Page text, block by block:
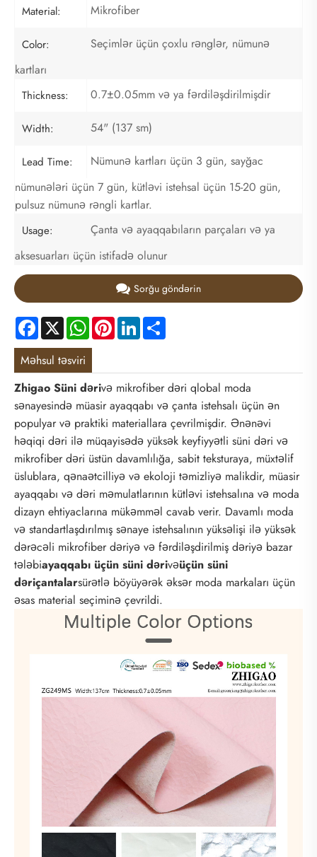
Material: Mikrofiber
Color:
Seçimlər üçün çoxlu rənglər, nümunə
kartları
Thickness: 0.7±0.05mm və ya fərdiləşdirilmişdir
Width: 54" (137 sm)
Lead Time:
Nümunə kartları üçün 3 gün, sayğac
nümunələri üçün 7 gün, kütləvi istehsal üçün 15-20 gün,
pulsuz nümunə rəngli kartlar.
Usage:
Çanta və ayaqqabıların parçaları və ya
aksesuarları üçün istifadə olunur
Sorğu göndərin
Facebook
X WhatsApp
PinterestLinkedIn
Məhsul təsviri
Zhigao Süni dərivə mikrofiber dəri qlobal moda
sənayesində müasir ayaqqabı və çanta istehsalı üçün ən
populyar və praktiki materiallara çevrilmişdir. Ənənəvi
həqiqi dəri ilə müqayisədə yüksək keyfiyyətli süni dəri və
mikrofiber dəri üstün davamlılığa, sabit teksturaya, müxtəlif
üslublara, qənaətcilliyə və ekoloji təmizliyə malikdir, müasir
ayaqqabı və dəri məmulatlarının kütləvi istehsalına və moda
dizayn ehtiyaclarına mükəmməl cavab verir. Davamlı moda
və standartlaşdırılmış sənaye istehsalının yüksəlişi ilə yüksək
dərəcəli mikrofiber dəriyə və fərdiləşdirilmiş dəriyə bazar
tələbiayaqqabı üçün süni dərivəüçün süni
dəriçantalarsürətlə böyüyərək əksər moda markaları üçün
əsas material seçiminə çevrildi.